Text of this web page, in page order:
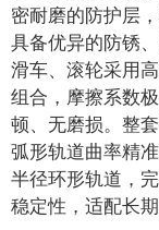
密耐磨的防护层
具备优异的防锈
滑车、滚轮采用
组合，摩擦系数
顿、无磨损。整
弧形轨道曲率精
半径环形轨道，
稳定性，适配长